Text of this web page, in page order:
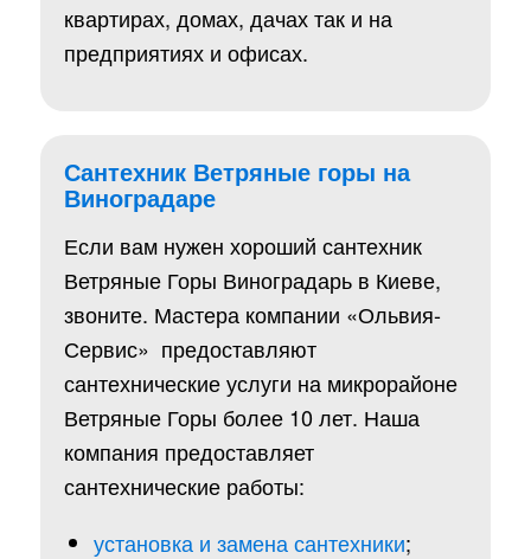
квартирах, домах, дачах так и на
предприятиях и офисах.
Сантехник Ветряные горы на
Виноградаре
Если вам нужен хороший сантехник
Ветряные Горы Виноградарь в Киеве,
звоните. Мастера компании «Ольвия-
Сервис» предоставляют
сантехнические услуги на микрорайоне
Ветряные Горы более 10 лет. Наша
компания предоставляет
сантехнические работы:
установка и замена сантехники;